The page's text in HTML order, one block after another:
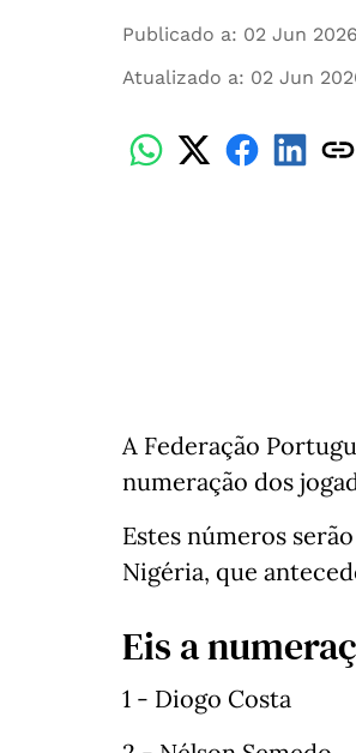
Publicado a: 02 Jun
Atualizado a: 02 Jun
A Federação
numeração dos
Estes números
Nigéria, que
Eis a
1 - Diogo Costa